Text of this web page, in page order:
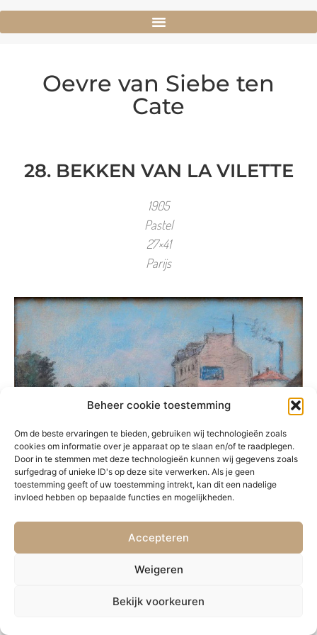
Beheer cookie toestemming
Om de beste ervaringen te bieden, gebruiken wij technologieën zoals
cookies om informatie over je apparaat op te slaan en/of te raadplegen.
Door in te stemmen met deze technologieën kunnen wij gegevens zoals
surfgedrag of unieke ID's op deze site verwerken. Als je geen
toestemming geeft of uw toestemming intrekt, kan dit een nadelige
invloed hebben op bepaalde functies en mogelijkheden.
Accepteren
Weigeren
Bekijk voorkeuren
Oevre van Siebe ten
Cate
28. BEKKEN VAN LA VILETTE
1905
Pastel
27×41
Parijs